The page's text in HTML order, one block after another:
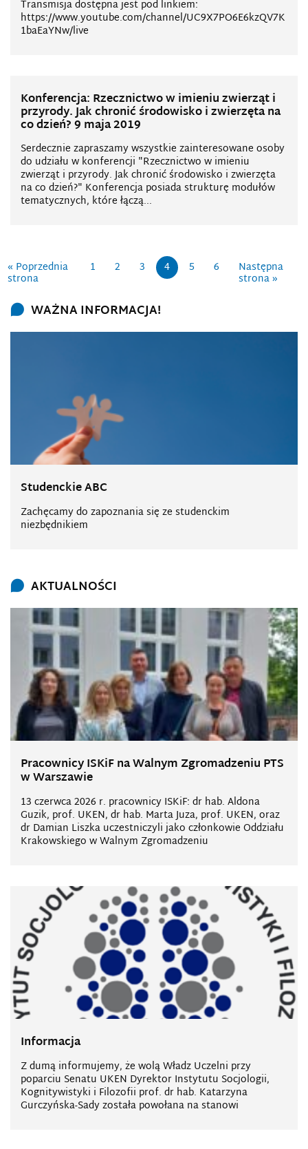
Transmisja dostępna jest pod linkiem:
https://www.youtube.com/channel/UC9X7PO6E6kzQV7K
1baEaYNw/live
Konferencja: Rzecznictwo w imieniu zwierząt i
przyrody. Jak chronić środowisko i zwierzęta na
co dzień? 9 maja 2019
Serdecznie zapraszamy wszystkie zainteresowane osoby
do udziału w konferencji "Rzecznictwo w imieniu
zwierząt i przyrody. Jak chronić środowisko i zwierzęta
na co dzień?" Konferencja posiada strukturę modułów
tematycznych, które łączą...
« Poprzednia
strona
1 2 3 4 5 6 Następna
strona »
WAŻNA INFORMACJA!
Studenckie ABC
Zachęcamy do zapoznania się ze studenckim
niezbędnikiem
AKTUALNOŚCI
Pracownicy ISKiF na Walnym Zgromadzeniu PTS
w Warszawie
13 czerwca 2026 r. pracownicy ISKiF: dr hab. Aldona
Guzik, prof. UKEN, dr hab. Marta Juza, prof. UKEN, oraz
dr Damian Liszka uczestniczyli jako członkowie Oddziału
Krakowskiego w Walnym Zgromadzeniu
Informacja
Z dumą informujemy, że wolą Władz Uczelni przy
poparciu Senatu UKEN Dyrektor Instytutu Socjologii,
Kognitywistyki i Filozofii prof. dr hab. Katarzyna
Gurczyńska-Sady została powołana na stanowi